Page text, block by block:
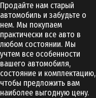
Продайте нам старый
автомобиль и забудьте о
нем. Мы покупаем
практически все авто в
любом состоянии. Мы
учтем все особенности
вашего автомобиля,
состояние и комплектацию,
чтобы предложить вам
наиболее выгодную цену.